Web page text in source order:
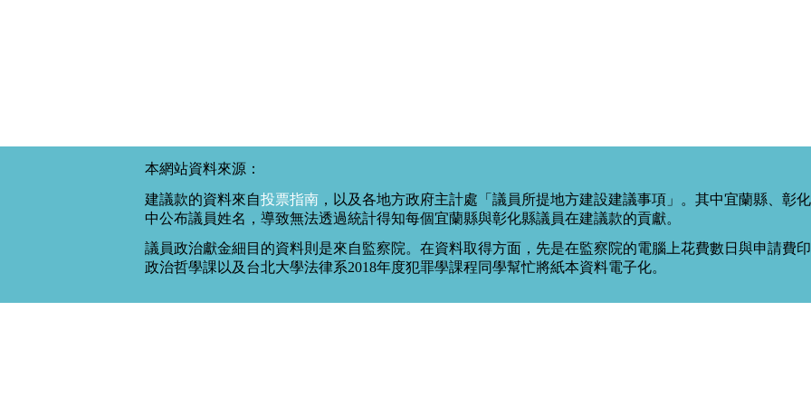
本網站資料來源：
建議款的資料來自投票指南 ，以及各地方政府主計處「議員所提地方建設建議事項」。其中宜蘭縣、彰
中公布議員姓名，導致無法透過統計得知每個宜蘭縣與彰化縣議員在建議款的貢獻。
議員政治獻金細目的資料則是來自監察院。在資料取得方面，先是在監察院的電腦上花費數日與申請費
政治哲學課以及台北大學法律系2018年度犯罪學課程同學幫忙將紙本資料電子化。